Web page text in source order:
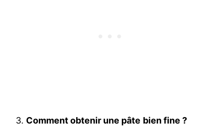
3. Comment obtenir une pâte bien fine ?